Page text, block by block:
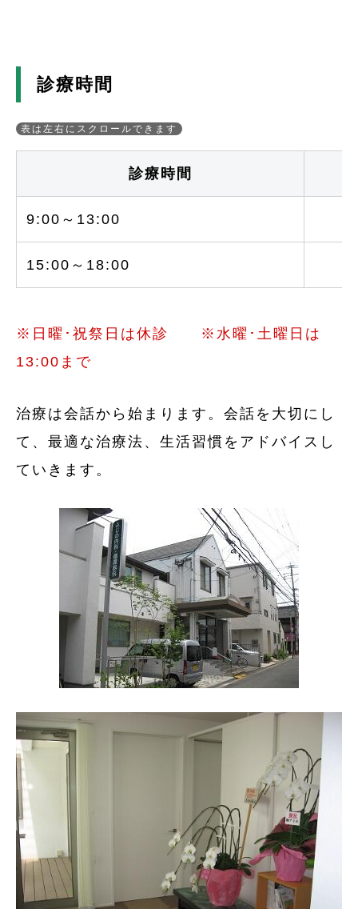
診療時間
診療時間
9:00～13:00
15:00～18:00
※日曜･祝祭日は休診 ※水曜･土曜日は
13:00まで
治療は会話から始まります。会話を大切にし
て、最適な治療法、生活習慣をアドバイスし
ていきます。